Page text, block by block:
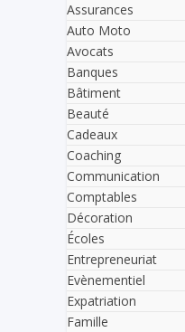
Assurances
Auto Moto
Avocats
Banques
Bâtiment
Beauté
Cadeaux
Coaching
Communication
Comptables
Décoration
Écoles
Entrepreneuriat
Evènementiel
Expatriation
Famille